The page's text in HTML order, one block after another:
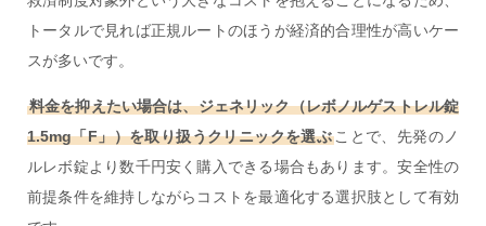
トータルで見れば正規ルートのほうが経済的合理性が高いケー
スが多いです。
料金を抑えたい場合は、ジェネリック（レボノルゲストレル錠
1.5mg「F」）を取り扱うクリニックを選ぶ ことで、先発のノ
ルレボ錠より数千円安く購入できる場合もあります。安全性の
前提条件を維持しながらコストを最適化する選択肢として有効